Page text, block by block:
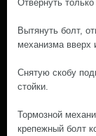
Отвернуть
Вытянуть болт,
механизма вверх
Снятую скобу
стойки.
Тормозной
крепежный болт